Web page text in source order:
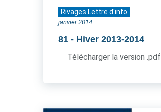
Rivages Lettre d'info
janvier 2014
81 - Hiver 2013-2014
Télécharger la version .pdf